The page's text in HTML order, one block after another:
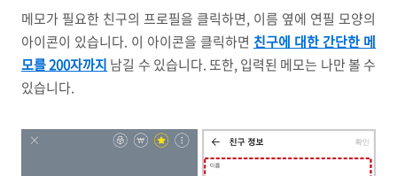
메모가 필요한 친구의 프로필을 클릭하면, 이름 옆에 연필 모양의
아이콘이 있습니다. 이 아이콘을 클릭하면 친구에 대한 간단한 메
모를 200자까지 남길 수 있습니다. 또한, 입력된 메모는 나만 볼 수
있습니다.